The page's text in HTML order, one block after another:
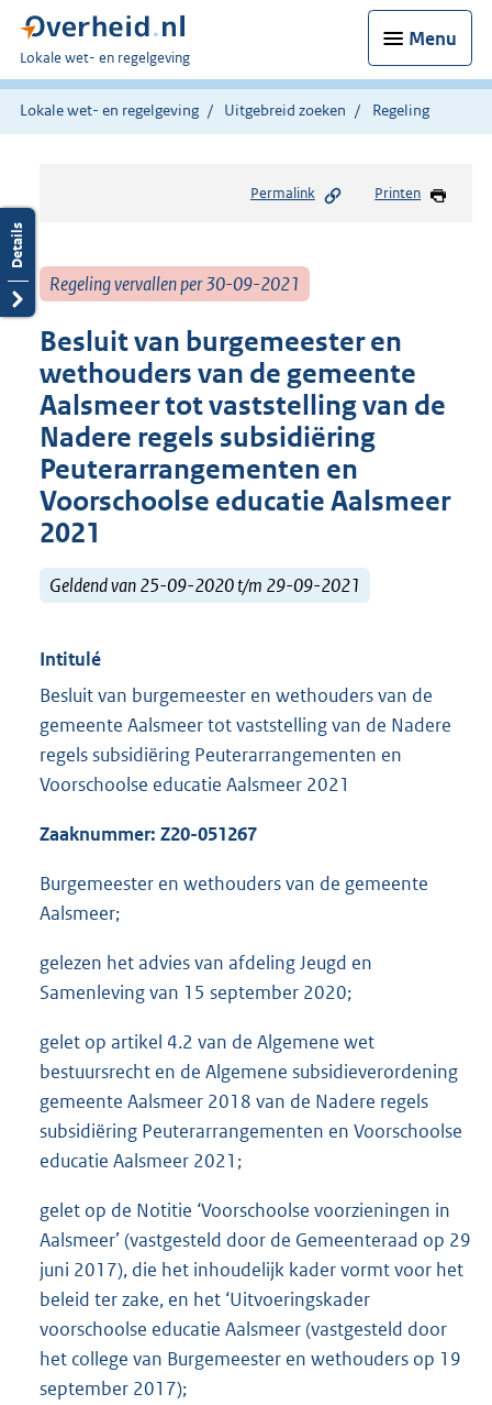
Menu
U
bent
hier:
Lokale wet- en regelgeving
Lokale wet- en regelgeving Uitgebreid zoeken Regeling
Permalink Printen
Regeling vervallen per 30-09-2021
Besluit van burgemeester en
wethouders van de gemeente
Aalsmeer tot vaststelling van de
Nadere regels subsidiëring
Peuterarrangementen en
Voorschoolse educatie Aalsmeer
2021
Geldend van 25-09-2020 t/m 29-09-2021
Intitulé
Besluit van burgemeester en wethouders van de
gemeente Aalsmeer tot vaststelling van de Nadere
regels subsidiëring Peuterarrangementen en
Voorschoolse educatie Aalsmeer 2021
Zaaknummer: Z20-051267
Burgemeester en wethouders van de gemeente
Aalsmeer;
gelezen het advies van afdeling Jeugd en
Samenleving van 15 september 2020;
gelet op artikel 4.2 van de Algemene wet
bestuursrecht en de Algemene subsidieverordening
gemeente Aalsmeer 2018 van de Nadere regels
subsidiëring Peuterarrangementen en Voorschoolse
educatie Aalsmeer 2021;
gelet op de Notitie ‘Voorschoolse voorzieningen in
Aalsmeer’ (vastgesteld door de Gemeenteraad op 29
juni 2017), die het inhoudelijk kader vormt voor het
beleid ter zake, en het ‘Uitvoeringskader
voorschoolse educatie Aalsmeer (vastgesteld door
het college van Burgemeester en wethouders op 19
september 2017);